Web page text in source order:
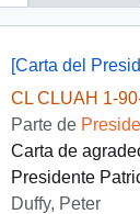
CL CLUAH 1-
Parte de
Carta de
Presidente
Duffy, Peter